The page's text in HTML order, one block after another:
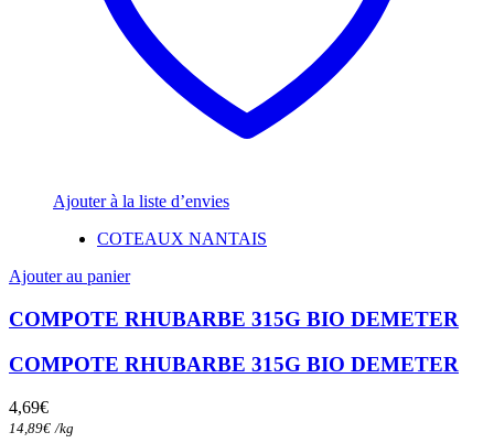
Ajouter à la liste d’envies
COTEAUX NANTAIS
Ajouter au panier
COMPOTE RHUBARBE 315G BIO DEMETER
COMPOTE RHUBARBE 315G BIO DEMETER
4,69€
14,89€ /kg